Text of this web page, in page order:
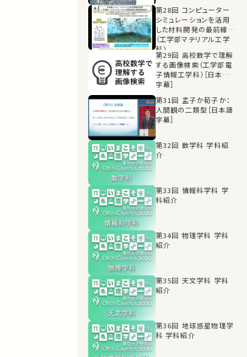
第28回 コンピューター
シミュレーションを活用
した材料開発の最前線
（工学部マテリアル工学
科）
第29回 高校数学で理解
する画像検索（工学部電
子情報工学科）［日本語
字幕］
第31回 孟子か荀子か：
人間観の二類型［日本語
字幕］
第32回 数学科 学科紹
介
第33回 情報科学科 学
科紹介
第34回 物理学科 学科
紹介
第35回 天文学科 学科
紹介
第36回 地球惑星物理学
科 学科紹介